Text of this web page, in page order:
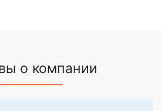
о компании